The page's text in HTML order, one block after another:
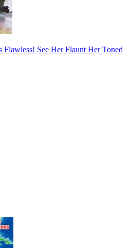
See Her Flaunt Her Toned